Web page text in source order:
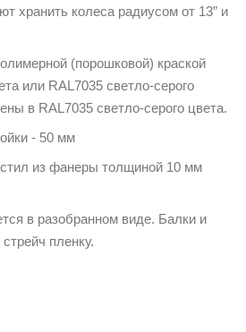
хранить колеса радиусом от 13” и
(порошковой) краской
или RAL7035 светло-серого
в RAL7035 светло-серого цвета.
- 50 мм
из фанеры толщиной 10 мм
в разобранном виде. Балки и
пленку.